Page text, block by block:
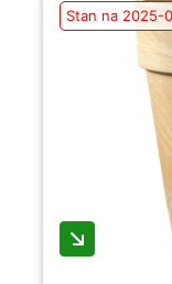
Stan na 2025-